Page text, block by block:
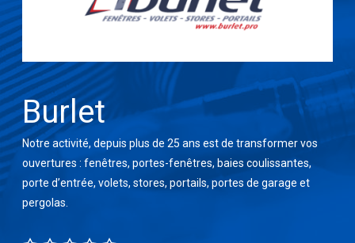
Burlet
Notre activité, depuis plus de 25 ans est de transformer vos
ouvertures : fenêtres, portes-fenêtres, baies coulissantes,
porte d’entrée, volets, stores, portails, portes de garage et
pergolas.